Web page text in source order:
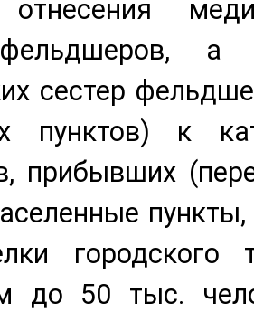
фельдшеров,
сестер
пунктов) к
прибывших
до 50 тыс.